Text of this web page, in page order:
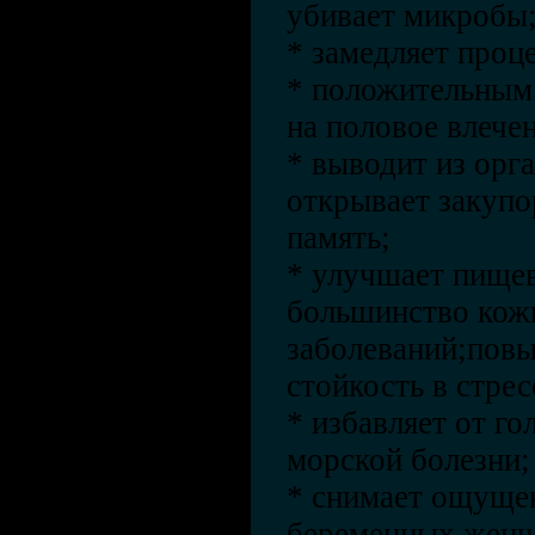
убивает
* замедляет
* положительным
на половое
* выводит из
открывает
память;
* улучшает
большинство
стойкость в
* избавляет от
морской болезни;
* снимает